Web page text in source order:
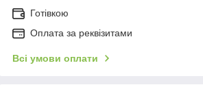
Готівкою
Оплата за реквізитами
Всі умови оплати